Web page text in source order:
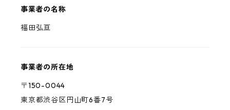
事業者の名称
福田弘亘
事業者の所在地
〒150-0044
東京都渋谷区円山町6番7号